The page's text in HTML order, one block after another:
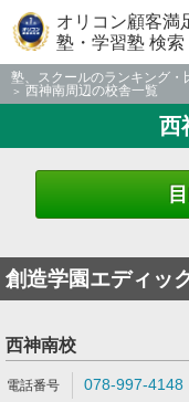
オリコン顧客満
塾・学習塾 検索
塾、スクールのランキング・
西神南周辺の校舎一覧
西
創造学園エディッ
西神南校
078-997-4148